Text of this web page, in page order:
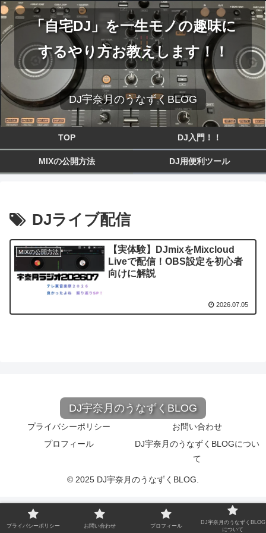
「自宅DJ」を一生モノの趣味に
するやり方お教えします！！
DJ宇奈月のうなずくBLOG
TOP DJ入門！！
MIXの公開方法 DJ用便利ツール
DJライブ配信
MIXの公開方法
【実体験】DJmixをMixcloud
Liveで配信！OBS設定を初心者
向けに解説
2026.07.05
DJ宇奈月のうなずくBLOG
プライバシーポリシー
お問い合わせ
プロフィール
DJ宇奈月のうなずくBLOGについ
て
© 2025 DJ宇奈月のうなずくBLOG.
プライバシーポリシー お問い合わせ プロフィール
DJ宇奈月のうなずくBLOG
について